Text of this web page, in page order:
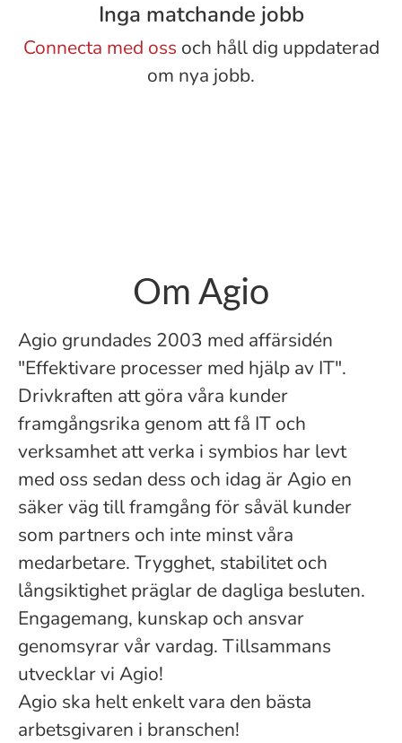
Inga matchande jobb
Connecta med oss och håll dig uppdaterad
om nya jobb.
Om Agio
Agio grundades 2003 med affärsidén
"Effektivare processer med hjälp av IT".
Drivkraften att göra våra kunder
framgångsrika genom att få IT och
verksamhet att verka i symbios har levt
med oss sedan dess och idag är Agio en
säker väg till framgång för såväl kunder
som partners och inte minst våra
medarbetare. Trygghet, stabilitet och
långsiktighet präglar de dagliga besluten.
Engagemang, kunskap och ansvar
genomsyrar vår vardag. Tillsammans
utvecklar vi Agio!
Agio ska helt enkelt vara den bästa
arbetsgivaren i branschen!